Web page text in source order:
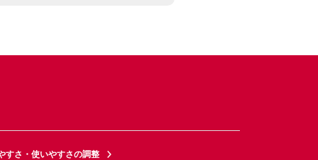
すさ・使いやすさの調整